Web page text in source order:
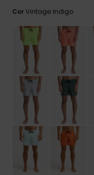
CorVintage Indigo